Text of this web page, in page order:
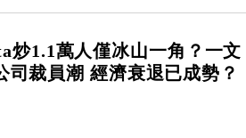
炒1.1萬人僅冰山一角？一文
司裁員潮 經濟衰退已成勢？